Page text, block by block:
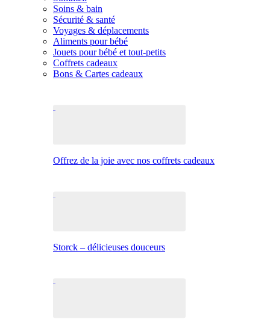
Soins & bain
Sécurité & santé
Voyages & déplacements
Aliments pour bébé
Jouets pour bébé et tout-petits
Coffrets cadeaux
Bons & Cartes cadeaux
Offrez de la joie avec nos coffrets cadeaux
Storck – délicieuses douceurs